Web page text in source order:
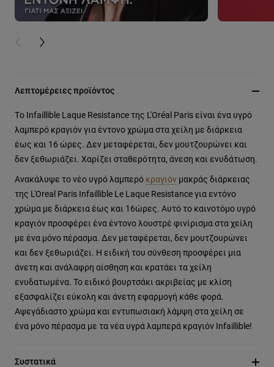
PREVIOUS CARD
NEXT CARD
Λεπτομέρειες προϊόντος
Tο Infaillible Laque Resistance της L'Oréal Paris είναι ένα υγρό
λαμπερό κραγιόν για έντονο χρώμα στα χείλη με διάρκεια
έως και 16 ώρες. Δεν μεταφέρεται, δεν μουτζουρώνει και
δεν ξεθωριάζει. Χαρίζει σταθερότητα, άνεση και ενυδάτωση.
Ανακάλυψε το νέο υγρό λαμπερό κραγιόν μακράς διάρκειας
της L'Oreal Paris Infaillible Le Laque Resistance για εντόνο
χρώμα με διάρκεια έως και 16ώρες. Αυτό το καινοτόμο υγρό
κραγιόν προσφέρει ένα έντονο λουστρέ φινίρισμα στα χείλη
με ένα μόνο πέρασμα. Δεν μεταφέρεται, δεν μουτζουρώνει
και δεν ξεθωριάζει. Η ειδική του σύνθεση προσφέρει μια
άνετη και ανάλαφρη αίσθηση και κρατάει τα χείλη
ενυδατωμένα. Το ειδικό βουρτσάκι ακριβείας με κλίση
εξασφαλίζει εύκολη και άνετη εφαρμογή κάθε φορά.
Αψεγάδιαστο χρώμα και εντυπωσιακή λάμψη στα χείλη σε
ένα μόνο πέρασμα με τα νέα υγρά λαμπερά κραγιόν Infaillible!
Συστατικά